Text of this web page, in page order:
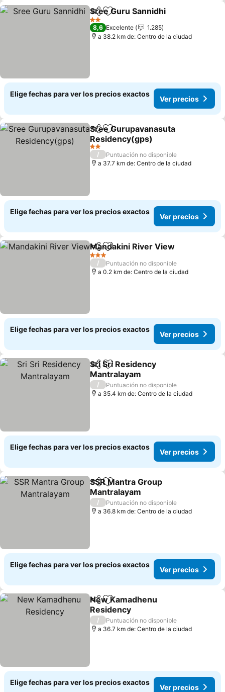
CompartirAgregar a favoritos
Sree Guru Sannidhi
2 Estrellas
8,6 Excelente
1.285
a 38.2 km de: Centro de la ciudad
Elige fechas para ver los precios exactos
Ver precios
CompartirAgregar a favoritos
Sree Gurupavanasuta
Residency(gps)
Ver precios
2 Estrellas
/
Puntuación no disponible
a 37.7 km de: Centro de la ciudad
Elige fechas para ver los precios exactos
Ver precios
CompartirAgregar a favoritos
Mandakini River View
3 Estrellas
/
Puntuación no disponible
a 0.2 km de: Centro de la ciudad
Elige fechas para ver los precios exactos
Ver precios
CompartirAgregar a favoritos
Sri Sri Residency
Mantralayam
Ver precios
/
Puntuación no disponible
a 35.4 km de: Centro de la ciudad
Elige fechas para ver los precios exactos
Ver precios
CompartirAgregar a favoritos
SSR Mantra Group
Mantralayam
Ver precios
/
Puntuación no disponible
a 36.8 km de: Centro de la ciudad
Elige fechas para ver los precios exactos
Ver precios
CompartirAgregar a favoritos
New Kamadhenu
Residency
Ver precios
/
Puntuación no disponible
a 36.7 km de: Centro de la ciudad
Elige fechas para ver los precios exactos
Ver precios